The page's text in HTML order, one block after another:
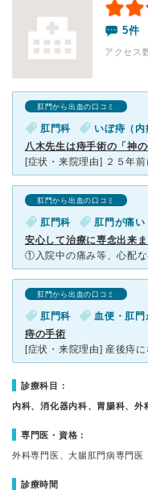
5件
アクセス
肛門から出血の口コミ
肛門科 いぼ痔（内
八木先生は痔手術の「神の
肛門から出血の口コミ
肛門科 肛門が痛
安心して治療に専念出来ま
肛門から出血の口コミ
肛門科 血便・肛門
痔の手術
診療科目：
内科、消化器内科、胃腸科、外
専門医・資格：
外科専門医、大腸肛門病専門医
診療時間